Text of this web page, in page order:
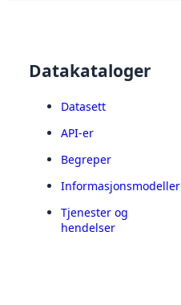
Datakataloger
Datasett
API-er
Begreper
Informasjonsmodeller
Tjenester og
hendelser